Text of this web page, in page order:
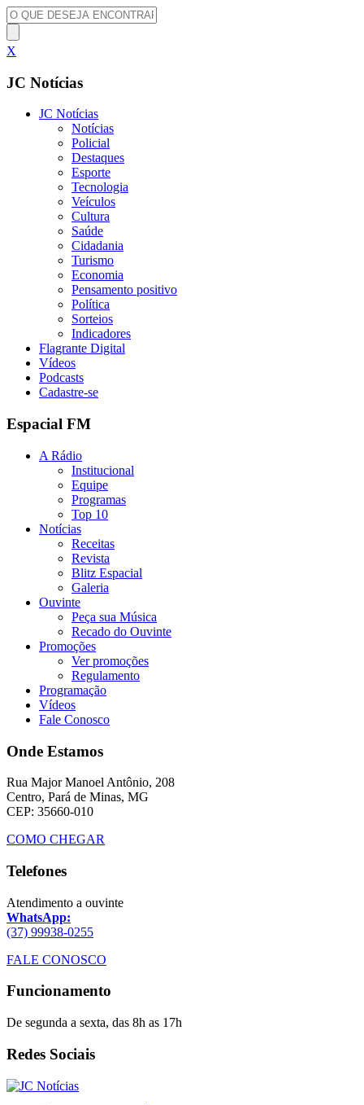
X
JC Notícias
JC Notícias
Notícias
Policial
Destaques
Esporte
Tecnologia
Veículos
Cultura
Saúde
Cidadania
Turismo
Economia
Pensamento positivo
Política
Sorteios
Indicadores
Flagrante Digital
Vídeos
Podcasts
Cadastre-se
Espacial FM
A Rádio
Institucional
Equipe
Programas
Top 10
Notícias
Receitas
Revista
Blitz Espacial
Galeria
Ouvinte
Peça sua Música
Recado do Ouvinte
Promoções
Ver promoções
Regulamento
Programação
Vídeos
Fale Conosco
Onde Estamos
Rua Major Manoel Antônio, 208
Centro, Pará de Minas, MG
CEP: 35660-010
COMO CHEGAR
Telefones
Atendimento a ouvinte
WhatsApp:
(37) 99938-0255
FALE CONOSCO
Funcionamento
De segunda a sexta, das 8h as 17h
Redes Sociais